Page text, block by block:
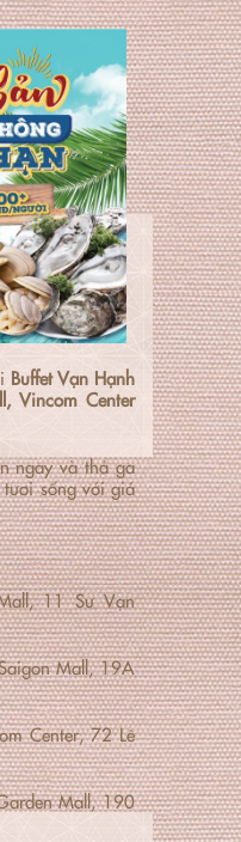
Buffet Vạn Hạnh
Vincom Center
ngay và thả ga
sống với giá
11 Sư Vạn
Mall, 19A
Center, 72 Lê
Mall, 190